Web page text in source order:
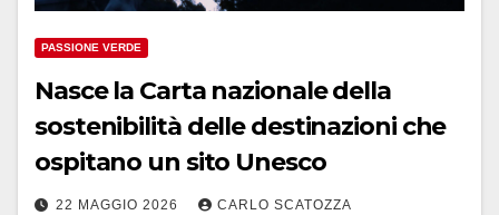
PASSIONE VERDE
Nasce la Carta nazionale della
sostenibilità delle destinazioni che
ospitano un sito Unesco
22 MAGGIO 2026 CARLO SCATOZZA